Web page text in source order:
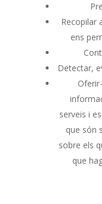
Recopilar
ens
Detectar,
serveis i
que són
sobre els
que